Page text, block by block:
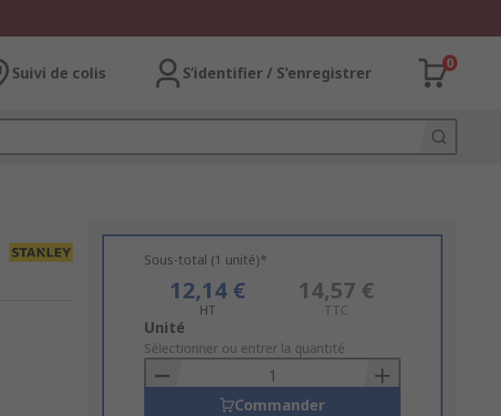
Suivi de colis S’identifier / S'enregistrer
0
Sous-total (1 unité)*
12,14 €
HT
14,57 €
TTC
Add
to
Basket
Unité
Sélectionner ou entrer la quantité
Commander